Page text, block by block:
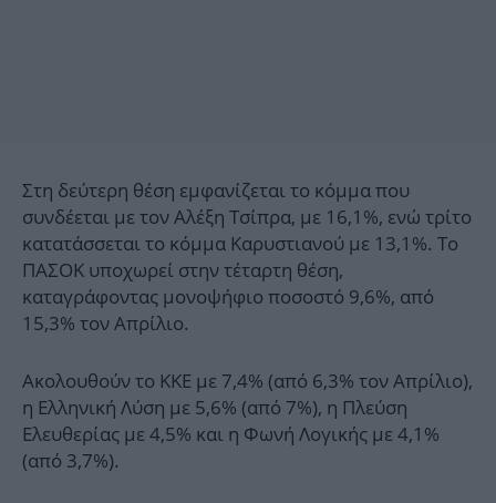
Στη δεύτερη θέση εμφανίζεται το κόμμα που
συνδέεται με τον Αλέξη Τσίπρα, με 16,1%, ενώ τρίτο
κατατάσσεται το κόμμα Καρυστιανού με 13,1%. Το
ΠΑΣΟΚ υποχωρεί στην τέταρτη θέση,
καταγράφοντας μονοψήφιο ποσοστό 9,6%, από
15,3% τον Απρίλιο.
Ακολουθούν το ΚΚΕ με 7,4% (από 6,3% τον Απρίλιο),
η Ελληνική Λύση με 5,6% (από 7%), η Πλεύση
Ελευθερίας με 4,5% και η Φωνή Λογικής με 4,1%
(από 3,7%).